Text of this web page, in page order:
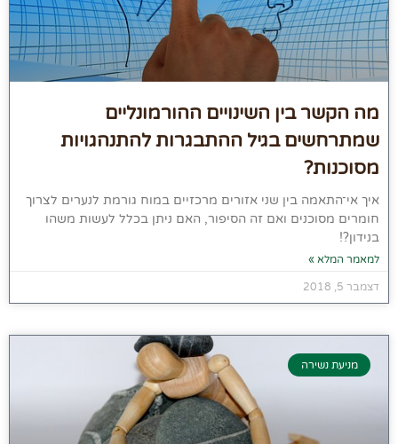
מה הקשר בין השינויים ההורמונליים
שמתרחשים בגיל ההתבגרות להתנהגויות
מסוכנות?
איך אי־התאמה בין שני אזורים מרכזיים במוח גורמת לנערים לצרוך
חומרים מסוכנים ואם זה הסיפור, האם ניתן בכלל לעשות משהו
בנידון?!
למאמר המלא »
דצמבר 5, 2018
מניעת נשירה